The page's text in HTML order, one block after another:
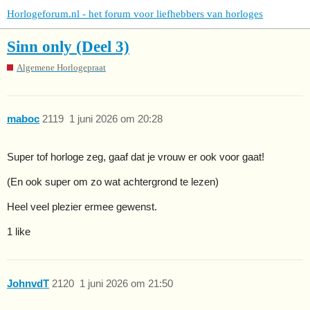
Horlogeforum.nl - het forum voor liefhebbers van horloges
Sinn only (Deel 3)
Algemene Horlogepraat
maboc 1 juni 2026 om 20:28
2119
Super tof horloge zeg, gaaf dat je vrouw er ook voor gaat!
(En ook super om zo wat achtergrond te lezen)
Heel veel plezier ermee gewenst.
1 like
JohnvdT 1 juni 2026 om 21:50
2120